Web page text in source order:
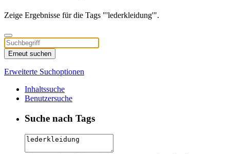
Zeige Ergebnisse für die Tags "'lederkleidung'".
Erneut suchen
Erweiterte Suchoptionen
Inhaltssuche
Benutzersuche
Suche nach Tags